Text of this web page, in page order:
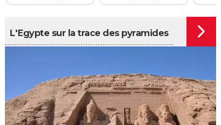
L'Egypte sur la trace des pyramides